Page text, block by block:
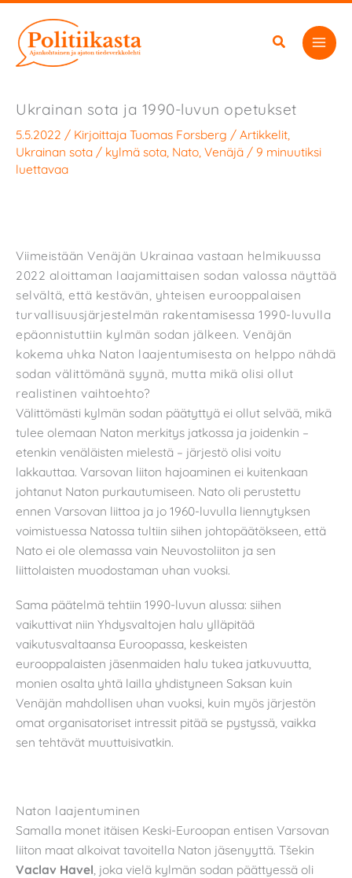
sisältöön
Ukrainan sota ja 1990-luvun opetukset
5.5.2022 / Kirjoittaja Tuomas Forsberg / Artikkelit
Ukrainan sota / kylmä sota Nato Venäjä / 9 minuutiksi
luettavaa
Viimeistään Venäjän Ukrainaa vastaan helmikuussa
2022 aloittaman laajamittaisen sodan valossa näyttää
selvältä, että kestävän, yhteisen eurooppalaisen
turvallisuusjärjestelmän rakentamisessa 1990-luvulla
epäonnistuttiin kylmän sodan jälkeen. Venäjän
kokema uhka Naton laajentumisesta on helppo nähdä
sodan välittömänä syynä, mutta mikä olisi ollut
realistinen vaihtoehto?
Välittömästi kylmän sodan päätyttyä ei ollut selvää, mikä
tulee olemaan Naton merkitys jatkossa ja joidenkin –
etenkin venäläisten mielestä – järjestö olisi voitu
lakkauttaa. Varsovan liiton hajoaminen ei kuitenkaan
johtanut Naton purkautumiseen. Nato oli perustettu
ennen Varsovan liittoa ja jo 1960-luvulla liennytyksen
voimistuessa Natossa tultiin siihen johtopäätökseen, että
Nato ei ole olemassa vain Neuvostoliiton ja sen
liittolaisten muodostaman uhan vuoksi.
Sama päätelmä tehtiin 1990-luvun alussa: siihen
vaikuttivat niin Yhdysvaltojen halu ylläpitää
vaikutusvaltaansa Euroopassa, keskeisten
eurooppalaisten jäsenmaiden halu tukea jatkuvuutta,
monien osalta yhtä lailla yhdistyneen Saksan kuin
Venäjän mahdollisen uhan vuoksi, kuin myös järjestön
omat organisatoriset intressit pitää se pystyssä, vaikka
sen tehtävät muuttuisivatkin.
Naton laajentuminen
Samalla monet itäisen Keski-Euroopan entisen Varsovan
liiton maat alkoivat tavoitella Naton jäsenyyttä. Tšekin
Vaclav Havel , joka vielä kylmän sodan päättyessä oli